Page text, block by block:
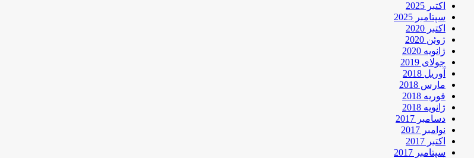
اکتبر 2025
سپتامبر 2025
اکتبر 2020
ژوئن 2020
ژانویه 2020
جولای 2019
آوریل 2018
مارس 2018
فوریه 2018
ژانویه 2018
دسامبر 2017
نوامبر 2017
اکتبر 2017
سپتامبر 2017